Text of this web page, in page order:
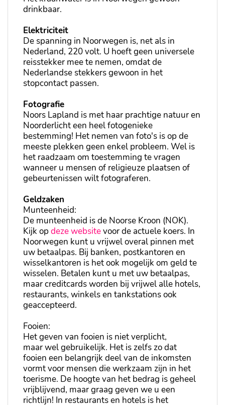
drinkbaar.
Elektriciteit
De spanning in Noorwegen is, net als in
Nederland, 220 volt. U hoeft geen universele
reisstekker mee te nemen, omdat de
Nederlandse stekkers gewoon in het
stopcontact passen.
Fotografie
Noors Lapland is met haar prachtige natuur en
Noorderlicht een heel fotogenieke
bestemming! Het nemen van foto's is op de
meeste plekken geen enkel probleem. Wel is
het raadzaam om toestemming te vragen
wanneer u mensen of religieuze plaatsen of
gebeurtenissen wilt fotograferen.
Geldzaken
Munteenheid:
De munteenheid is de Noorse Kroon (NOK).
Kijk opdeze websitevoor de actuele koers. In
Noorwegen kunt u vrijwel overal pinnen met
uw betaalpas. Bij banken, postkantoren en
wisselkantoren is het ook mogelijk om geld te
wisselen. Betalen kunt u met uw betaalpas,
maar creditcards worden bij vrijwel alle hotels,
restaurants, winkels en tankstations ook
geaccepteerd.
Fooien:
Het geven van fooien is niet verplicht,
maar wel gebruikelijk. Het is zelfs zo dat
fooien een belangrijk deel van de inkomsten
vormt voor mensen die werkzaam zijn in het
toerisme. De hoogte van het bedrag is geheel
vrijblijvend, maar graag geven we u een
richtlijn! In restaurants en hotels is het